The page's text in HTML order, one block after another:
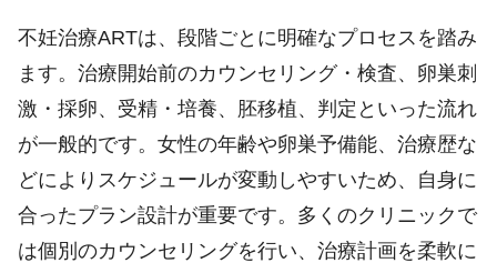
不妊治療ARTは、段階ごとに明確なプロセスを踏み
ます。治療開始前のカウンセリング・検査、卵巣刺
激・採卵、受精・培養、胚移植、判定といった流れ
が一般的です。女性の年齢や卵巣予備能、治療歴な
どによりスケジュールが変動しやすいため、自身に
合ったプラン設計が重要です。多くのクリニックで
は個別のカウンセリングを行い、治療計画を柔軟に